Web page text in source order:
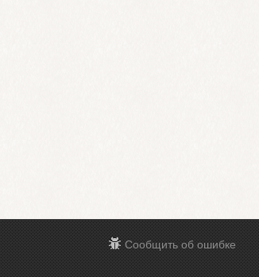
Сообщить об ошибке